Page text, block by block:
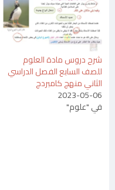
شرح دروس مادة العلوم
للصف السابع الفصل الدراسي
الثاني منهج كامبردج
2023-05-06
في "علوم"